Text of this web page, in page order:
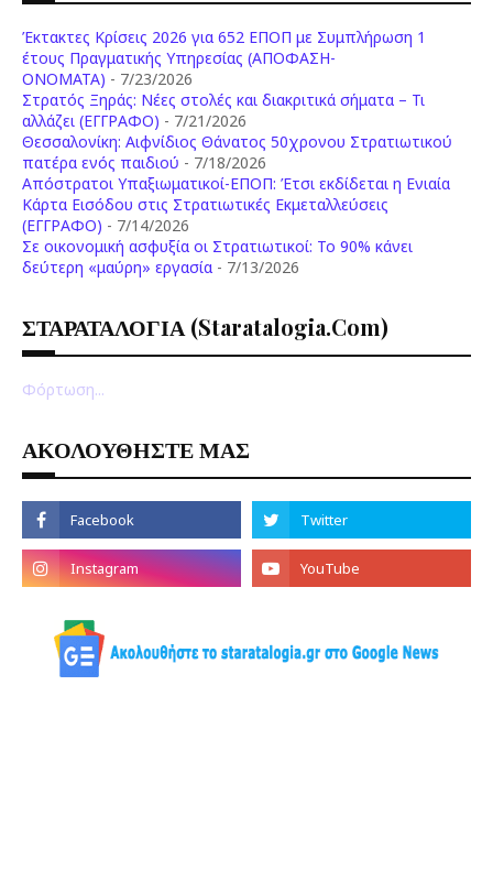
Έκτακτες Κρίσεις 2026 για 652 ΕΠΟΠ με Συμπλήρωση 1
έτους Πραγματικής Υπηρεσίας (ΑΠΟΦΑΣΗ-
ONOMATA) - 7/23/2026
Στρατός Ξηράς: Νέες στολές και διακριτικά σήματα – Τι
αλλάζει (ΕΓΓΡΑΦΟ) - 7/21/2026
Θεσσαλονίκη: Αιφνίδιος Θάνατος 50χρονου Στρατιωτικού
πατέρα ενός παιδιού - 7/18/2026
Απόστρατοι Υπαξιωματικοί-ΕΠΟΠ: Έτσι εκδίδεται η Ενιαία
Κάρτα Εισόδου στις Στρατιωτικές Εκμεταλλεύσεις
(ΕΓΓΡΑΦΟ) - 7/14/2026
Σε οικονομική ασφυξία οι Στρατιωτικοί: Το 90% κάνει
δεύτερη «μαύρη» εργασία - 7/13/2026
ΣΤΑΡΑΤΑΛΟΓΙΑ (staratalogia.com)
Φόρτωση...
ΑΚΟΛΟΥΘΗΣΤΕ ΜΑΣ